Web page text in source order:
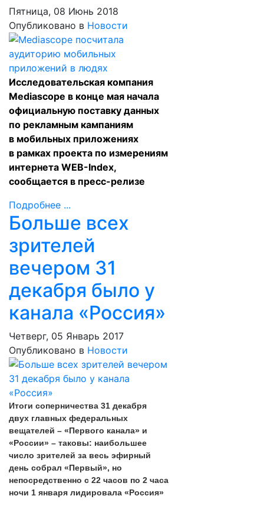
Пятница, 08 Июнь 2018
Опубликовано в Новости
Исследовательская компания
Mediascope в конце мая начала
официальную поставку данных
по рекламным кампаниям
в мобильных приложениях
в рамках проекта по измерениям
интернета WEB-Index,
сообщается в пресс-релизе
Подробнее ...
Больше всех
зрителей
вечером 31
декабря было у
канала «Россия»
Четверг, 05 Январь 2017
Опубликовано в Новости
Итоги соперничества 31 декабря
двух главных федеральных
вещателей – «Первого канала» и
«России» – таковы: наибольшее
число зрителей за весь эфирный
день собрал «Первый», но
непосредственно с 22 часов по 2 часа
ночи 1 января лидировала «Россия»